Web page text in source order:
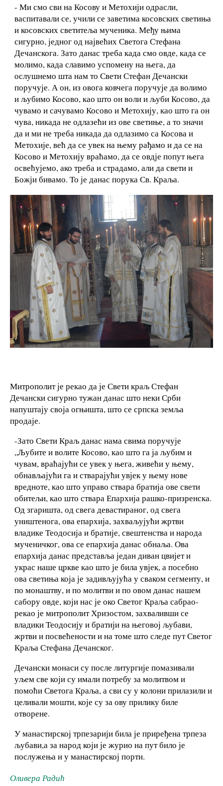
- Ми смо сви на Косову и Метохији одрасли,
васпитавали се, учили се заветима косовских светиња
и косовских светитеља мученика. Међу њима
сигурно, једног од највећих Светога Стефана
Дечанскога. Зато данас треба када смо овде, када се
молимо, када славимо успомену на њега, да
ослушнемо шта нам то Свети Стефан Дечански
поручује. А он, из овога ковчега поручује да волимо
и љубимо Косово, као што он воли и љуби Косово, да
чувамо и сачувамо Косово и Метохију, као што га он
чува, никада не одлазећи из ове светиње, а то значи
да и ми не треба никада да одлазимо са Косова и
Метохије, већ да се увек на њему рађамо и да се на
Косово и Метохију враћамо, да се овдје попут њега
освећујемо, ако треба и страдамо, али да свети и
Божји бивамо. То је данас порука Св. Краља.
Митрополит је рекао да је Свети краљ Стефан
Дечански сигурно тужан данас што неки Срби
напуштају своја огњишта, што се српска земља
продаје.
-Зато Свети Краљ данас нама свима поручује
„Љубите и волите Косово, као што га ја љубим и
чувам, враћајући се увек у њега, живећи у њему,
обнављајући га и стварајући увјек у њему нове
вредноте, као што управо ствара братија ове свети
обитељи, као што ствара Епархија рашко-призренска.
Од згаришта, од свега девастираног, од свега
уништенога, ова епархија, захваљујући жртви
владике Теодосија и братије, свештенства и народа
мученичког, ова се епархија данас обнаља. Ова
епархија данас представља један диван цвијет и
украс наше цркве као што је била увјек, а посебно
ова светиња која је задивљујућа у сваком сегменту, и
по монаштву, и по молитви и по овом данас нашем
сабору овде, који нас је око Светог Краља сабрао-
рекао је митрополит Хризостом, захваливши се
владики Теодосију и братији на његовој љубави,
жртви и посвећености и на томе што следе пут Светог
Краља Стефана Дечанског.
Дечански монаси су после литургије помазивали
уљем све који су имали потребу за молитвом и
помоћи Светога Краља, а сви су у колони прилазили и
целивали мошти, које су за ову прилику биле
отворене.
У манастирској трпезарији била је приређена трпеза
љубави,а за народ који је журио на пут било је
послужења и у манастирској порти.
Оливера Радић